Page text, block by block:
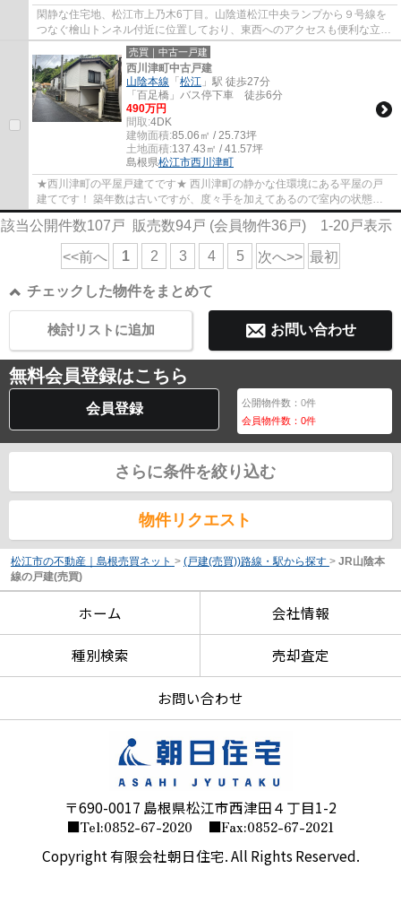
閑静な住宅地、松江市上乃木6丁目。山陰道松江中央ランプから９号線を
つなぐ檜山トンネル付近に位置しており、東西へのアクセスも便利な立地
です。 旗竿地になっており、駐車場は大き...
売買｜中古一戸建
西川津町中古戸建
山陰本線 「松江 」駅 徒歩27分
「百足橋」バス停下車 徒歩6分
490万円
間取:4DK
建物面積:85.06㎡ / 25.73坪
土地面積:137.43㎡ / 41.57坪
島根県松江市西川津町
★西川津町の平屋戸建てです★ 西川津町の静かな住環境にある平屋の戸
建てです！ 築年数は古いですが、度々手を加えてあるので室内の状態は
比較的良好です♪♪ 少し歩けばコンビニやブック...
該当公開件数107 戸 販売数94戸 (会員物件36 戸) 1-20戸表示
<<前へ 1 2 3 4 5 次へ>> 最初
チェックした物件をまとめて
お問い合わせ
検討リストに追加
無料会員登録はこちら
会員登録 公開物件数：0件
会員物件数：0件
さらに条件を絞り込む
物件リクエスト
松江市の不動産｜島根売買ネット > (戸建(売買))路線・駅から探す > JR山陰本
線の戸建(売買)
ホーム 会社情報
種別検索 売却査定
お問い合わせ
〒690-0017 島根県松江市西津田４丁目1-2
■Tel:0852-67-2020 ■Fax:0852-67-2021
Copyright 有限会社朝日住宅. All Rights Reserved.